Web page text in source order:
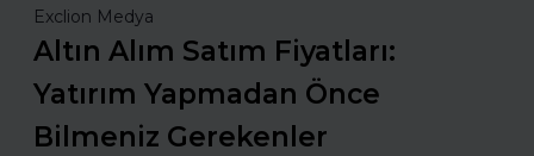
Exclion Medya
Altın Alım Satım Fiyatları:
Yatırım Yapmadan Önce
Bilmeniz Gerekenler